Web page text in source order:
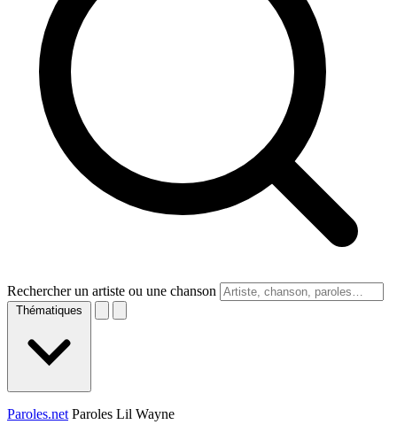
Rechercher un artiste ou une chanson
Thématiques
Paroles.net Paroles Lil Wayne